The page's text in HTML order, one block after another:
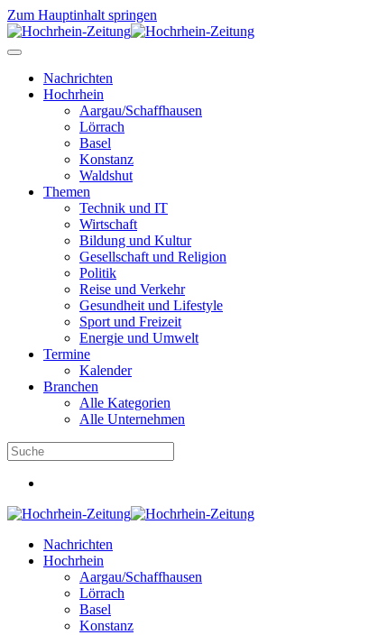
Zum Hauptinhalt springen
Nachrichten
Hochrhein
Aargau/Schaffhausen
Lörrach
Basel
Konstanz
Waldshut
Themen
Technik und IT
Wirtschaft
Bildung und Kultur
Gesellschaft und Religion
Politik
Reise und Verkehr
Gesundheit und Lifestyle
Sport und Freizeit
Energie und Umwelt
Termine
Kalender
Branchen
Alle Kategorien
Alle Unternehmen
Nachrichten
Hochrhein
Aargau/Schaffhausen
Lörrach
Basel
Konstanz